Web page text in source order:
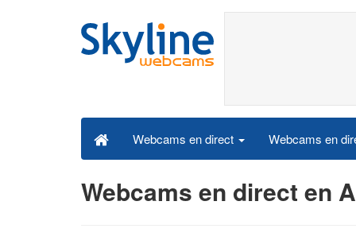
Webcams en direct Webcams en
Webcams en direct en